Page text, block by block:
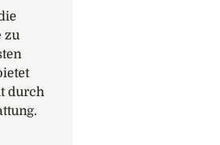
zu
durch